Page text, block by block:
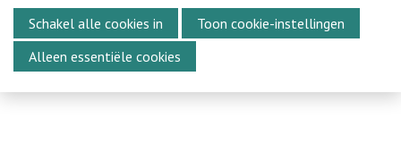
de
navigatie
Spring
naar
Sint-Michiel Kortrijk
Sint-Michiel Waregem
Sint-Michiel Izegem
Schakel alle cookies in
Toon cookie-instellingen
Alleen essentiële cookies